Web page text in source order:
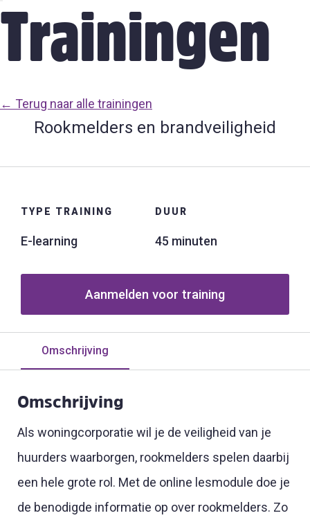
Trainingen
← Terug naar alle trainingen
Rookmelders en brandveiligheid
TYPE TRAINING
E-learning
DUUR
45 minuten
Aanmelden voor training
Omschrijving
Omschrijving
Als woningcorporatie wil je de veiligheid van je
huurders waarborgen, rookmelders spelen daarbij
een hele grote rol. Met de online lesmodule doe je
de benodigde informatie op over rookmelders. Zo